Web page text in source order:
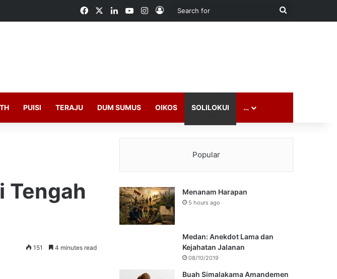
FacebookLinkedInYouTubeInstagram
Log In
Search
PUISI TERAJU DUM SUMUS OIKOS SOLILOKUI …
Tengah
151 4 minutes read
Popular
Menanam Harapan
5 hours ago
Medan: Anekdot Lama dan
Kejahatan Jalanan
08/10/2019
Buah Simalakama Amandemen